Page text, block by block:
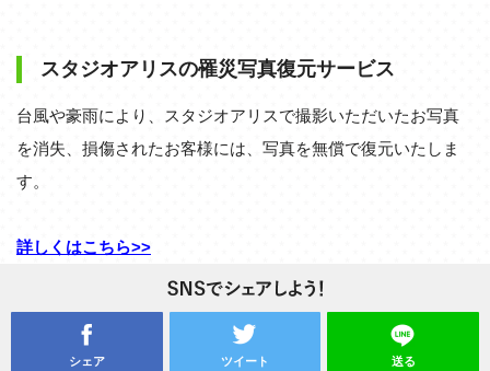
スタジオアリスの罹災写真復元サービス
台風や豪雨により、スタジオアリスで撮影いただいたお写真
を消失、損傷されたお客様には、写真を無償で復元いたしま
す。
詳しくはこちら>>
シェア ツイート 送る